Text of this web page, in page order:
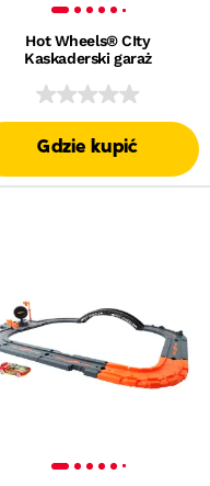
Hot Wheels® CIty
Kaskaderski garaż
Gdzie kupić